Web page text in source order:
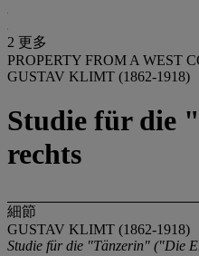
2 更多
PROPERTY FROM A WEST
GUSTAV KLIMT (1862-1918)
Studie für die
rechts
細節
GUSTAV KLIMT (1862-1918)
Studie für die "Tänzerin" ("Die